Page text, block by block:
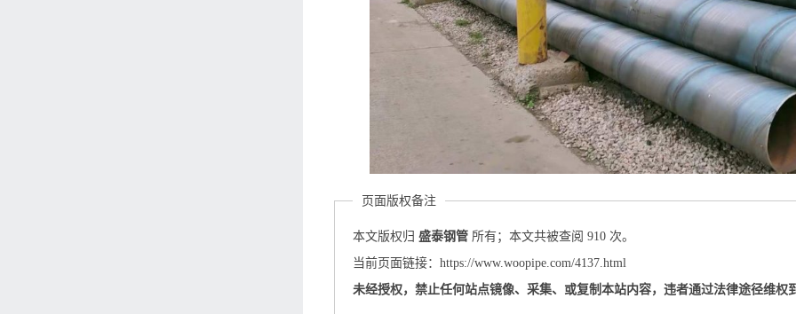
页面版权备注
本文版权归盛泰钢管 所有；本文共被查阅 910 次。
当前页面链接：https://www.woopipe.com/4137.html
未经授权，禁止任何站点镜像、采集、或复制本站内容，违者通过法律途径维权